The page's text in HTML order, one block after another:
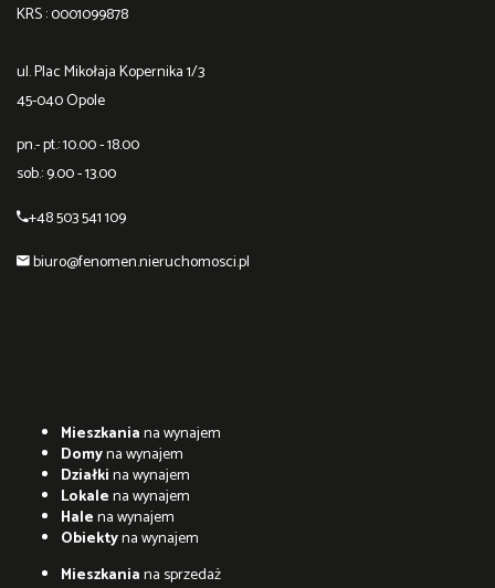
KRS : 0001099878
ul. Plac Mikołaja Kopernika 1/3
45-040 Opole
pn.- pt.: 10.00 - 18.00
sob.: 9.00 - 13.00
+48 503 541 109
biuro@fenomen.nieruchomosci.pl
Mieszkaniana wynajem
Domyna wynajem
Działkina wynajem
Lokalena wynajem
Halena wynajem
Obiektyna wynajem
Mieszkaniana sprzedaż